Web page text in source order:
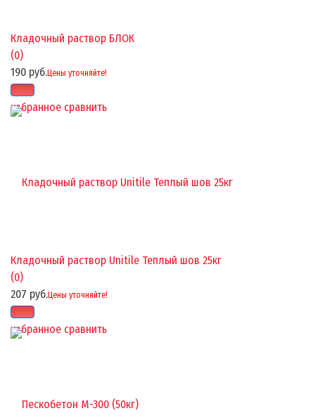
избранное сравнить
Кладочный раствор БЛОК
(0)
190 руб.Цены уточняйте!
избранное сравнить
Кладочный раствор Unitile Теплый шов 25кг
(0)
207 руб.Цены уточняйте!